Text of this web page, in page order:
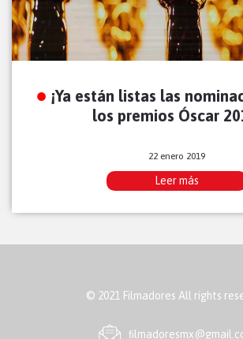
¡Ya están listas las
los premios Óscar
22 enero 2019
Leer más
© 2021 Filmadores All rights